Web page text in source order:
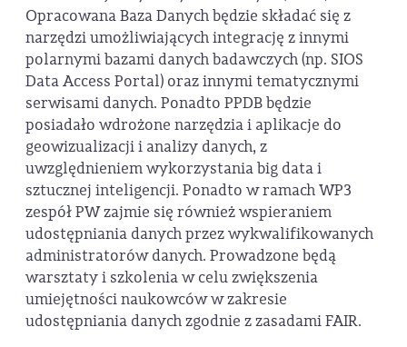
Opracowana Baza Danych będzie składać się z
narzędzi umożliwiających integrację z innymi
polarnymi bazami danych badawczych (np. SIOS
Data Access Portal) oraz innymi tematycznymi
serwisami danych. Ponadto PPDB będzie
posiadało wdrożone narzędzia i aplikacje do
geowizualizacji i analizy danych, z
uwzględnieniem wykorzystania big data i
sztucznej inteligencji. Ponadto w ramach WP3
zespół PW zajmie się również wspieraniem
udostępniania danych przez wykwalifikowanych
administratorów danych. Prowadzone będą
warsztaty i szkolenia w celu zwiększenia
umiejętności naukowców w zakresie
udostępniania danych zgodnie z zasadami FAIR.